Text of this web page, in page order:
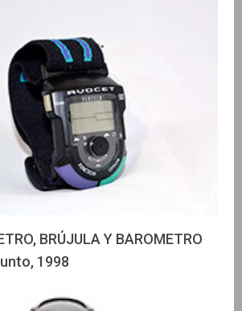
BRÚJULA Y BAROMETRO
1998